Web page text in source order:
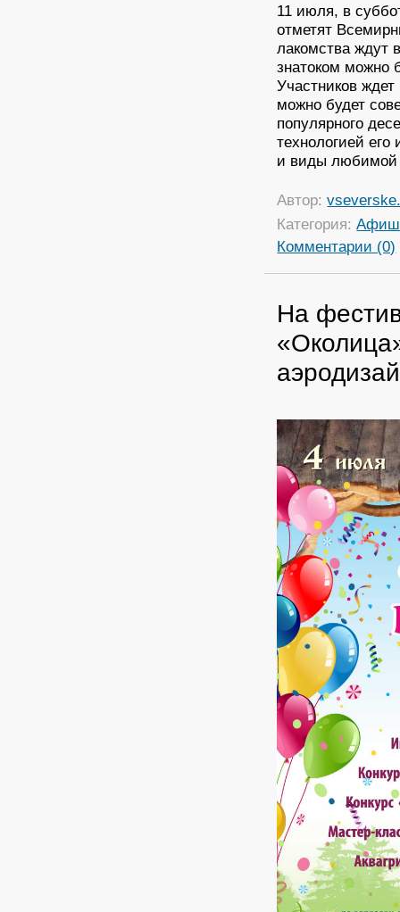
11 июля, в
отметят
лакомства ждут
знатоком можно
Участников
можно будет
популярного
технологией его
и виды любимой
Автор:
Категория:
Комментарии (0)
На